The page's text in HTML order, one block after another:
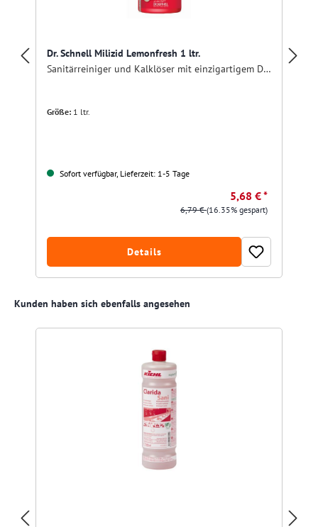
Dr. Schnell Milizid Lemonfresh 1 ltr.
Sanitärreiniger und Kalklöser mit einzigartigem Dufterlebnis
Größe: 1 ltr.
Sofort verfügbar, Lieferzeit: 1-5 Tage
5,68 € *
6,79 €(16.35% gespart)
Details
Produktgalerie überspringen
Kunden haben sich ebenfalls angesehen